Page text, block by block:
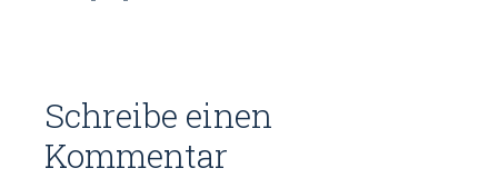
Schreibe einen
Kommentar